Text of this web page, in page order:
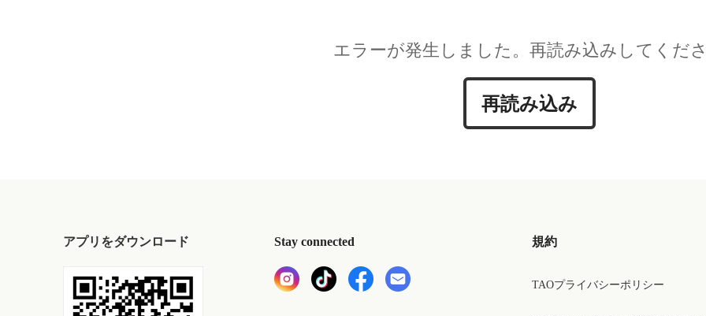
エラーが発生しました。再読み込みしてくだ
再読み込み
アプリをダウンロード Stay connected 規約
TAOプライバシーポリシー